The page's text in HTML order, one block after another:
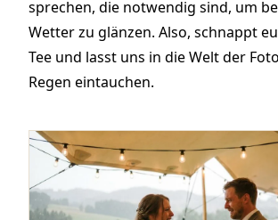
sprechen, die notwendig sind, um
Wetter zu glänzen. Also, schnappt
Tee und lasst uns in die Welt der
Regen eintauchen.